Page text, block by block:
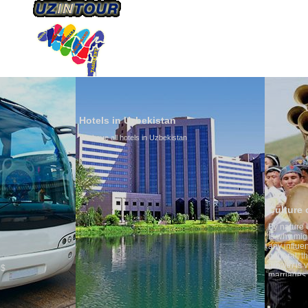
Hotels in Uzbekistan
We have all hotels in Uzbekistan
Culture of Uzbekistan
By nature Uzbeks prefer a
is why migration and
any influence on population
general, the level of the
growth is very high. In the
marriages is significantly high
percentage of divorce cases
in the world. According to
family is regarded as